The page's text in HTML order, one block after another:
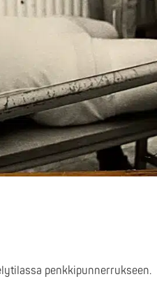
penkkipunnerrukseen.